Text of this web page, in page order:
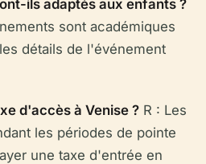
ils adaptés aux enfants ?
sont académiques
détails de l'événement
d'accès à Venise ? R : Les
les périodes de pointe
une taxe d'entrée en